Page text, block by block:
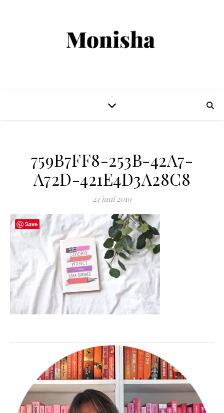
759B7FF8-253B-42A7-
A72D-421E4D3A28C8
24 juni 2019
Save